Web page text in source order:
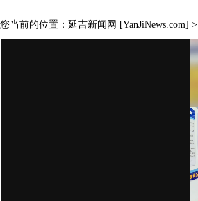
您当前的位置：延吉新闻网 [YanJiNews.com] >